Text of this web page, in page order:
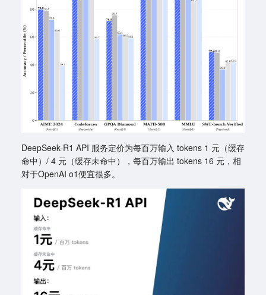
DeepSeek-R1 API 服务定价为每百万输入 tokens 1 元（缓存
命中）/ 4 元（缓存未命中），每百万输出 tokens 16 元，相
对于OpenAI o1便宜很多。